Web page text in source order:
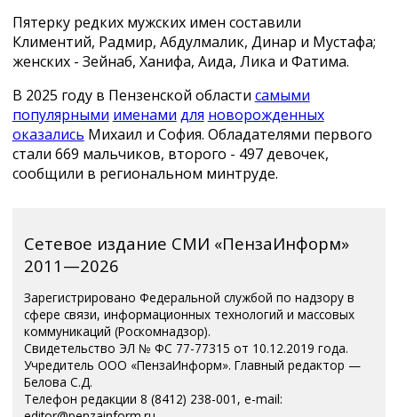
Пятерку редких мужских имен составили
Климентий, Радмир, Абдулмалик, Динар и Мустафа;
женских - Зейнаб, Ханифа, Аида, Лика и Фатима.
В 2025 году в Пензенской области самыми
популярными именами для новорожденных
оказались Михаил и София. Обладателями первого
стали 669 мальчиков, второго - 497 девочек,
сообщили в региональном минтруде.
Сетевое издание СМИ «ПензаИнформ»
2011—2026
Зарегистрировано Федеральной службой по надзору в
сфере связи, информационных технологий и массовых
коммуникаций (Роскомнадзор).
Свидетельство ЭЛ № ФС 77-77315 от 10.12.2019 года.
Учредитель ООО «ПензаИнформ». Главный редактор —
Белова С.Д.
Телефон редакции 8 (8412) 238-001, e-mail: